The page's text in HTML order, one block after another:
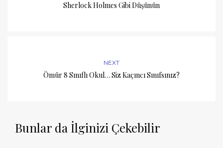
Sherlock Holmes Gibi Düşünün
NEXT
Ömür 8 Sınıflı Okul… Siz Kaçıncı Sınıfsınız?
Bunlar da İlginizi Çekebilir